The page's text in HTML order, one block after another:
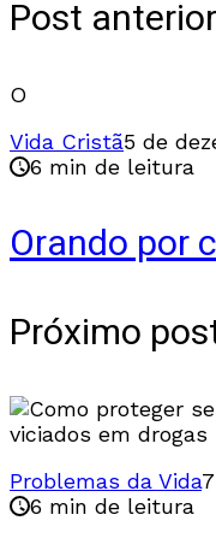
Post anterior
O
Vida Cristã5 de
6 min de leitura
Orando por
Próximo
Problemas da Vida
6 min de leitura